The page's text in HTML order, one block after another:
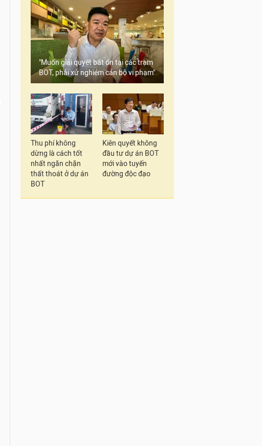
"Muốn giải quyết bất ổn tại các trạm
BOT, phải xử nghiêm cán bộ vi phạm"
Thu phí không
dừng là cách tốt
nhất ngăn chặn
thất thoát ở dự án
BOT
Kiên quyết không
đầu tư dự án BOT
mới vào tuyến
đường độc đạo